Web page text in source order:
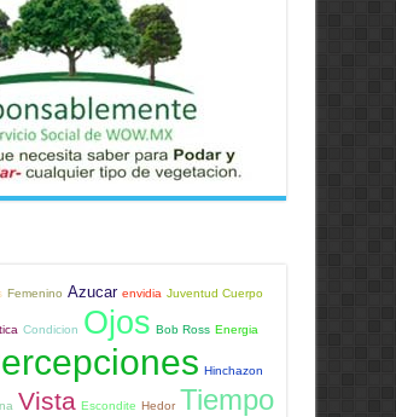
Femenino Azucar envidia Juventud Cuerpo
Condicion Ojos Bob Ross Energia
Hinchazon
Vista Escondite Hedor Tiempo